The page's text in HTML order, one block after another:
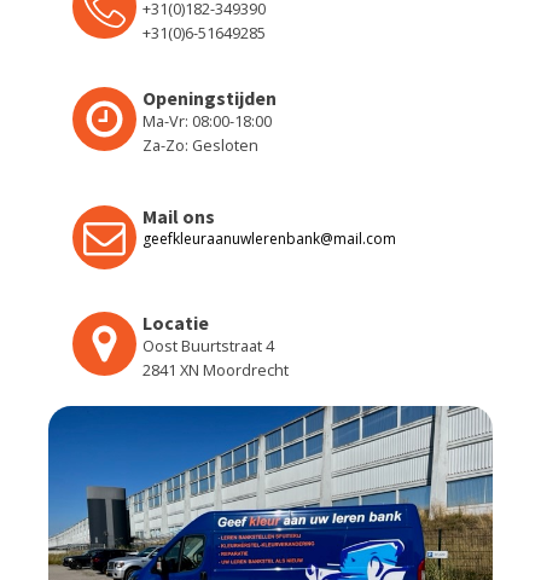
+31(0)182-349390
+31(0)6-51649285
Openingstijden
Ma-Vr: 08:00-18:00
Za-Zo: Gesloten
Mail ons
geefkleuraanuwlerenbank@mail.com
Locatie
Oost Buurtstraat 4
2841 XN Moordrecht